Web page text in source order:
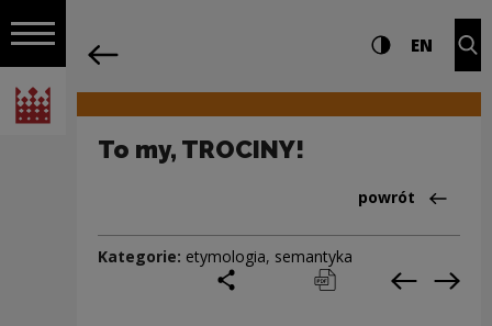
Włącz nawigację
Narodowe Centrum Kultury
Nawigacja Ustawienia i Wysoki
EN
To my, TROCINY!
Powrót
powrót
Kategorie: etymologia, semantyka
podziel się
drukuj pobierz